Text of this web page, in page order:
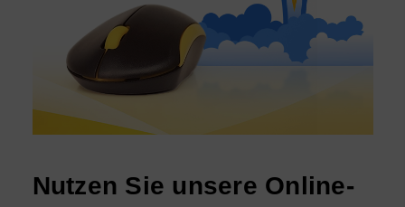
Nutzen Sie unsere Online-